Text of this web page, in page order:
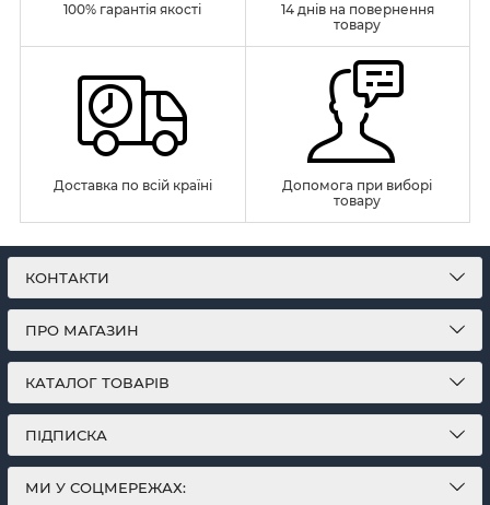
100% гарантія якості
14 днів на повернення
товару
Доставка по всій країні
Допомога при виборі
товару
КОНТАКТИ
ПРО МАГАЗИН
КАТАЛОГ ТОВАРІВ
ПІДПИСКА
МИ У СОЦМЕРЕЖАХ: